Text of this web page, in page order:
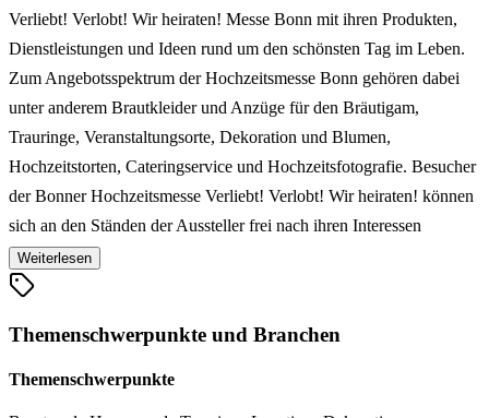
Verliebt! Verlobt! Wir heiraten! Messe Bonn mit ihren Produkten,
Dienstleistungen und Ideen rund um den schönsten Tag im Leben.
Zum Angebotsspektrum der Hochzeitsmesse Bonn gehören dabei
unter anderem Brautkleider und Anzüge für den Bräutigam,
Trauringe, Veranstaltungsorte, Dekoration und Blumen,
Hochzeitstorten, Cateringservice und Hochzeitsfotografie. Besucher
der Bonner Hochzeitsmesse Verliebt! Verlobt! Wir heiraten! können
sich an den Ständen der Aussteller frei nach ihren Interessen
informieren und beraten lassen, verschiedene Eindrücke gewinnen
und sich auf den Modenschauen inspirieren lassen.
Weiterlesen
Themenschwerpunkte und Branchen
Themenschwerpunkte